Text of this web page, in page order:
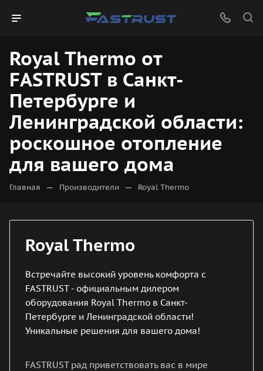
Royal Thermo от
FASTRUST в Санкт-
Петербурге и
Ленинградской области:
роскошное отопление
для вашего дома
Главная — Производители — Royal Thermo
Royal Thermo
Встречайте высокий уровень комфорта с
FASTRUST - официальным дилером
оборудования Royal Thermo в Санкт-
Петербурге и Ленинградской области!
Уникальные решения для вашего дома!
FASTRUST рад приветствовать вас в мире